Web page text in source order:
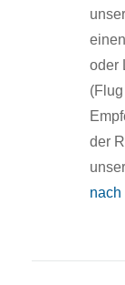
oder
der
nach